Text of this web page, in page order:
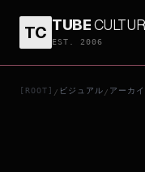
TC TUBE
EST. 2006
[ROOT] / ビジュアル / アーカ
ATM เออรัก เออเร่อ